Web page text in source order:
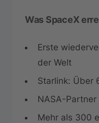
Was SpaceX
Erste
der Welt
Starlink: Über
NASA-
Mehr als 300